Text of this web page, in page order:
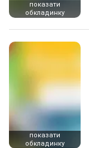
показати
обкладинку
показати
обкладинку